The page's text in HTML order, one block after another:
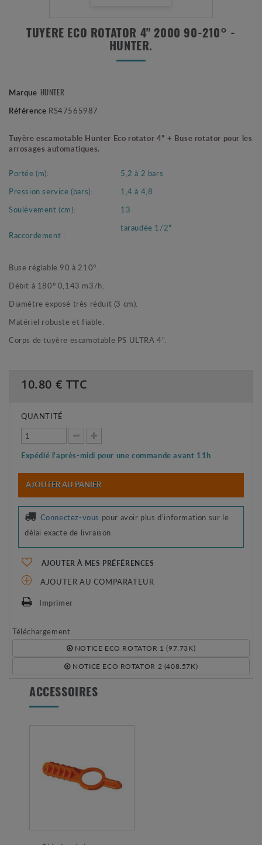
TUYÈRE ECO ROTATOR 4" 2000 90-210° -
HUNTER.
Marque HUNTER
Référence RS47565987
Tuyère escamotable Hunter Eco rotator 4" + Buse rotator pour les
arrosages automatiques.
Portée (m):
5,2 à 2 bars
Pression service (bars):
1,4 à 4,8
Soulèvement (cm):
13
Raccordement :
taraudée 1/2"
Buse réglable 90 à 210°.
Débit à 180° 0,143 m3/h.
Diamètre exposé très réduit (3 cm).
Matériel robuste et fiable.
Corps de tuyère escamotable PS ULTRA 4".
10.80 € TTC
QUANTITÉ
Expédié l'après-midi pour une commande avant 11h
AJOUTER AU PANIER
Connectez-vous pour avoir plus d'information sur le
délai exacte de livraison
AJOUTER À MES PRÉFÉRENCES
AJOUTER AU COMPARATEUR
Imprimer
Téléchargement
NOTICE ECO ROTATOR 1 (97.73K)
NOTICE ECO ROTATOR 2 (408.57K)
ACCESSOIRES